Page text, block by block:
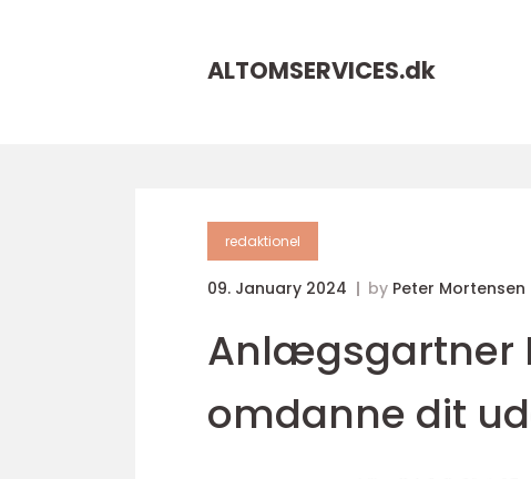
ALTOMSERVICES.dk
redaktionel
09. January 2024 by Peter Mortensen
Anlægsgartner
omdanne dit